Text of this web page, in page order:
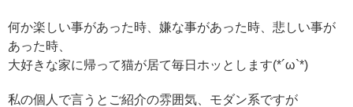
何か楽しい事があった時、嫌な事があった時、悲しい事が
あった時、
大好きな家に帰って猫が居て毎日ホッとします(*´ω`*)
私の個人で言うとご紹介の雰囲気、モダン系ですが